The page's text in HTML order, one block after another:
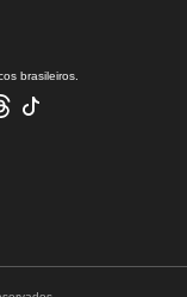
brasileiros.